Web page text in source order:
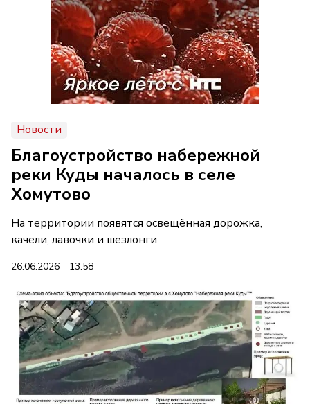
Новости
Благоустройство набережной
реки Куды началось в селе
Хомутово
На территории появятся освещённая дорожка,
качели, лавочки и шезлонги
26.06.2026 - 13:58